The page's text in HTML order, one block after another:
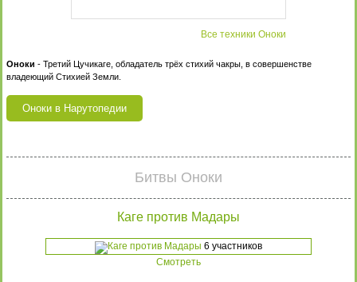
Все техники Оноки
Оноки - Третий Цучикаге, обладатель трёх стихий чакры, в совершенстве
владеющий Стихией Земли.
Оноки в Нарутопедии
Битвы Оноки
Каге против Мадары
6 участников
Смотреть